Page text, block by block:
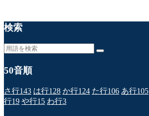
検索
50音順
さ行143 は行128 か行124 た行106 あ行105
行19 や行15 わ行3